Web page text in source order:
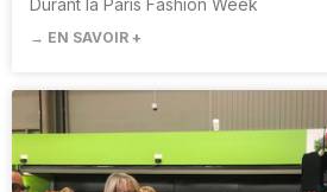
→ EN SAVOIR +